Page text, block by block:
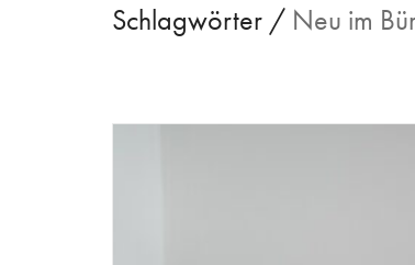
Schlagwörter / Neu im